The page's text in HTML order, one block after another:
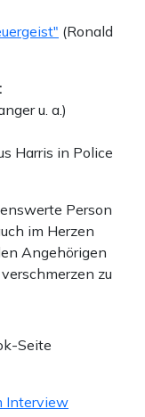
(Ronald
u. a.)
Harris in Police
Person
im Herzen
Angehörigen
zu
Seite
Interview